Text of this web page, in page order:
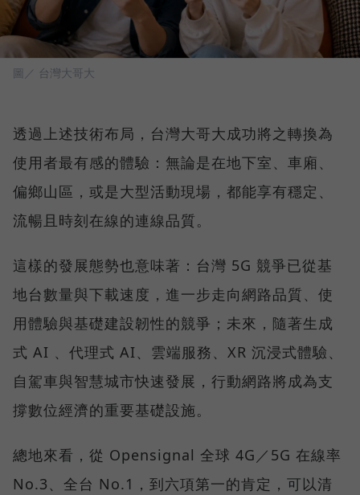
圖／ 台灣大哥大
透過上述技術布局，台灣大哥大成功將之轉換為
使用者最有感的體驗：無論是在地下室、車廂、
偏鄉山區，或是大型活動現場，都能享有穩定、
流暢且時刻在線的連線品質。
這樣的發展態勢也意味著：台灣 5G 競爭已從基
地台數量與下載速度，進一步走向網路品質、使
用體驗與基礎建設韌性的競爭；未來，隨著生成
式 AI 、代理式 AI、雲端服務、XR 沉浸式體驗、
自駕車與智慧城市快速發展，行動網路將成為支
撐數位經濟的重要基礎設施。
總地來看，從 Opensignal 全球 4G／5G 在線率
No.3、全台 No.1，到六項第一的肯定，可以清